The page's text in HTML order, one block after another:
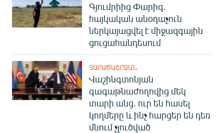
Գյումրիից Փարիզ․
հայկական անօդաչուն
ներկայացվել է միջազգային
ցուցահանդեսում
ՏԱՐԱԾԱՇՐՋԱՆ
Վաշինգտոնյան
գագաթնաժողովից մեկ
տարի անց. ուր են հասել
կողմերը և ինչ հարցեր են դեռ
մնում չլուծված